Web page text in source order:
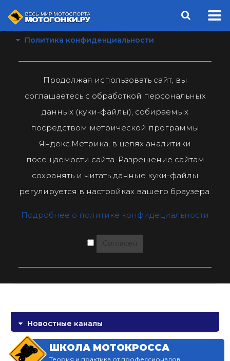
Политика конфиденциальности
Продолжая использовать сайт, вы
соглашаетесь с обработкой персональных
данных (куки-файлы), собираемых
посредством метрической программы
Яндекс.Метрика, в целях аналитики
посещаемости сайта. Разрешение сайтам
сохранять и читать данные куки-файлы
регулируется в настройках вашего браузера.
Подробнее о политике конфидециальности
Согласен
Новостные каналы
ШКОЛА МОТОКРОССА
Теория и практика от профессионалов